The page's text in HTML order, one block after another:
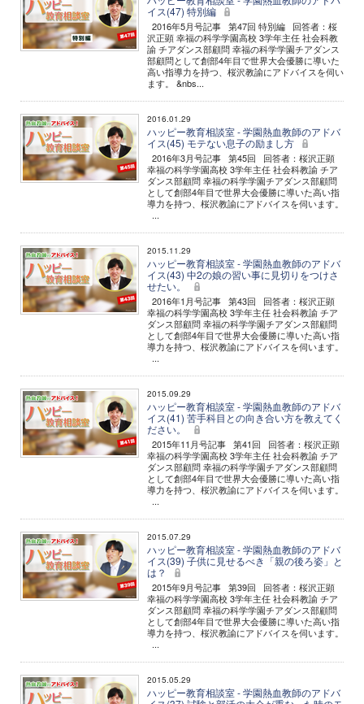
イス(47) 特別編
2016年5月号記事 第47回 特別編 回答者：桜
沢正顕 幸福の科学学園高校 3学年主任 社会科教
諭 チアダンス部顧問 幸福の科学学園チアダンス
部顧問として創部4年目で世界大会優勝に導いた
高い指導力を持つ、桜沢教諭にアドバイスを伺い
ます。 &nbs...
2016.01.29
ハッピー教育相談室 - 学園熱血教師のアドバ
イス(45) モテない息子の励まし方
2016年3月号記事 第45回 回答者：桜沢正顕
幸福の科学学園高校 3学年主任 社会科教諭 チア
ダンス部顧問 幸福の科学学園チアダンス部顧問
として創部4年目で世界大会優勝に導いた高い指
導力を持つ、桜沢教諭にアドバイスを伺います。
...
2015.11.29
ハッピー教育相談室 - 学園熱血教師のアドバ
イス(43) 中2の娘の習い事に見切りをつけさ
せたい。
2016年1月号記事 第43回 回答者：桜沢正顕
幸福の科学学園高校 3学年主任 社会科教諭 チア
ダンス部顧問 幸福の科学学園チアダンス部顧問
として創部4年目で世界大会優勝に導いた高い指
導力を持つ、桜沢教諭にアドバイスを伺います。
...
2015.09.29
ハッピー教育相談室 - 学園熱血教師のアドバ
イス(41) 苦手科目との向き合い方を教えてく
ださい。
2015年11月号記事 第41回 回答者：桜沢正顕
幸福の科学学園高校 3学年主任 社会科教諭 チア
ダンス部顧問 幸福の科学学園チアダンス部顧問
として創部4年目で世界大会優勝に導いた高い指
導力を持つ、桜沢教諭にアドバイスを伺います。
...
2015.07.29
ハッピー教育相談室 - 学園熱血教師のアドバ
イス(39) 子供に見せるべき「親の後ろ姿」と
は？
2015年9月号記事 第39回 回答者：桜沢正顕
幸福の科学学園高校 3学年主任 社会科教諭 チア
ダンス部顧問 幸福の科学学園チアダンス部顧問
として創部4年目で世界大会優勝に導いた高い指
導力を持つ、桜沢教諭にアドバイスを伺います。
...
2015.05.29
ハッピー教育相談室 - 学園熱血教師のアドバ